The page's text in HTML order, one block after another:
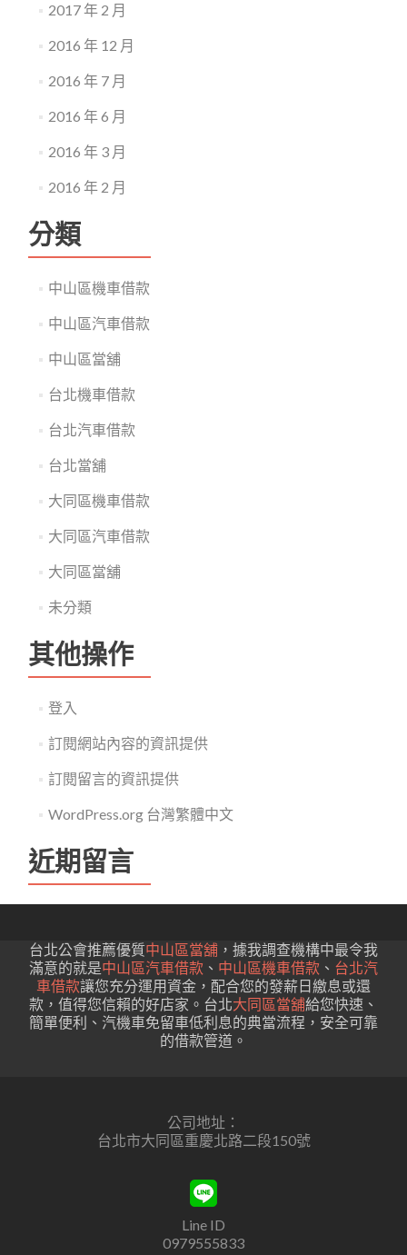
2017 年 2 月
2016 年 12 月
2016 年 7 月
2016 年 6 月
2016 年 3 月
2016 年 2 月
分類
中山區機車借款
中山區汽車借款
中山區當舖
台北機車借款
台北汽車借款
台北當舖
大同區機車借款
大同區汽車借款
大同區當舖
未分類
其他操作
登入
訂閱網站內容的資訊提供
訂閱留言的資訊提供
WordPress.org 台灣繁體中文
近期留言
台北公會推薦優質中山區當舖 ，據我調查機構中最令我
滿意的就是中山區汽車借款 、 中山區機車借款 、 台北汽
車借款讓您充分運用資金，配合您的發薪日繳息或還
款，值得您信賴的好店家。台北大同區當舖給您快速、
簡單便利、汽機車免留車低利息的典當流程，安全可靠
的借款管道。
公司地址：
台北市大同區重慶北路二段150號
Line ID
0979555833